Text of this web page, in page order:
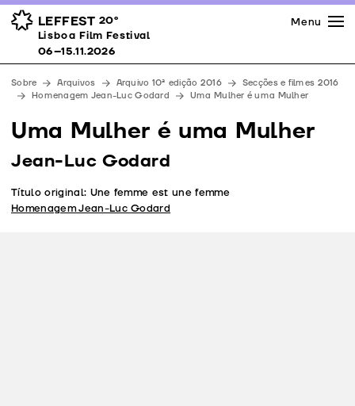
LEFFEST 20º
Lisboa Film Festival 06–15.11.2026
Prémios
Espaços
Apoios
Equipa
Downloads
Contactos
Menu
Lisboa Film Festival
06–15.11.2026
Sobre Arquivos Arquivo 10ª edição 2016
Secções e filmes 2016
Homenagem Jean-Luc Godard
Uma Mulher é uma Mulher
Uma Mulher é uma Mulher
Jean-Luc Godard
Título original: Une femme est une femme
Homenagem Jean-Luc Godard